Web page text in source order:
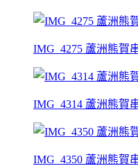
IMG_4275 蘆洲熊賀
IMG_4314 蘆洲熊賀
IMG_4350 蘆洲熊賀